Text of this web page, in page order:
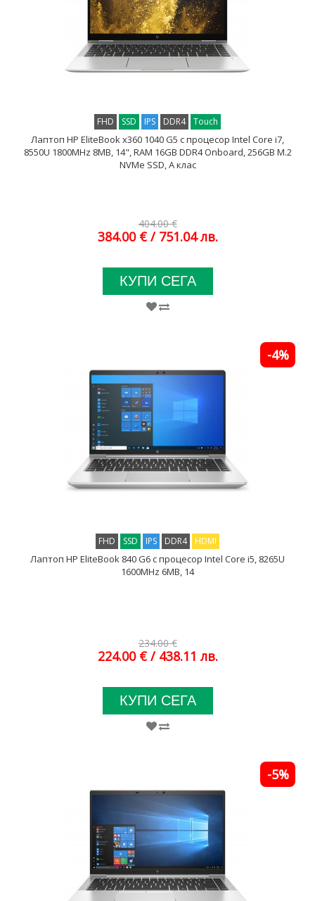
FHD SSD IPS DDR4 Touch
Лаптоп HP EliteBook x360 1040 G5 с процесор Intel Core i7,
8550U 1800MHz 8MB, 14", RAM 16GB DDR4 Onboard, 256GB M.2
NVMe SSD, A клас
404.00 €
384.00 € / 751.04 лв.
КУПИ СЕГА
FHD SSD IPS DDR4 HDMI
Лаптоп HP EliteBook 840 G6 с процесор Intel Core i5, 8265U
1600MHz 6MB, 14
234.00 €
224.00 € / 438.11 лв.
-4%
КУПИ СЕГА
-5%